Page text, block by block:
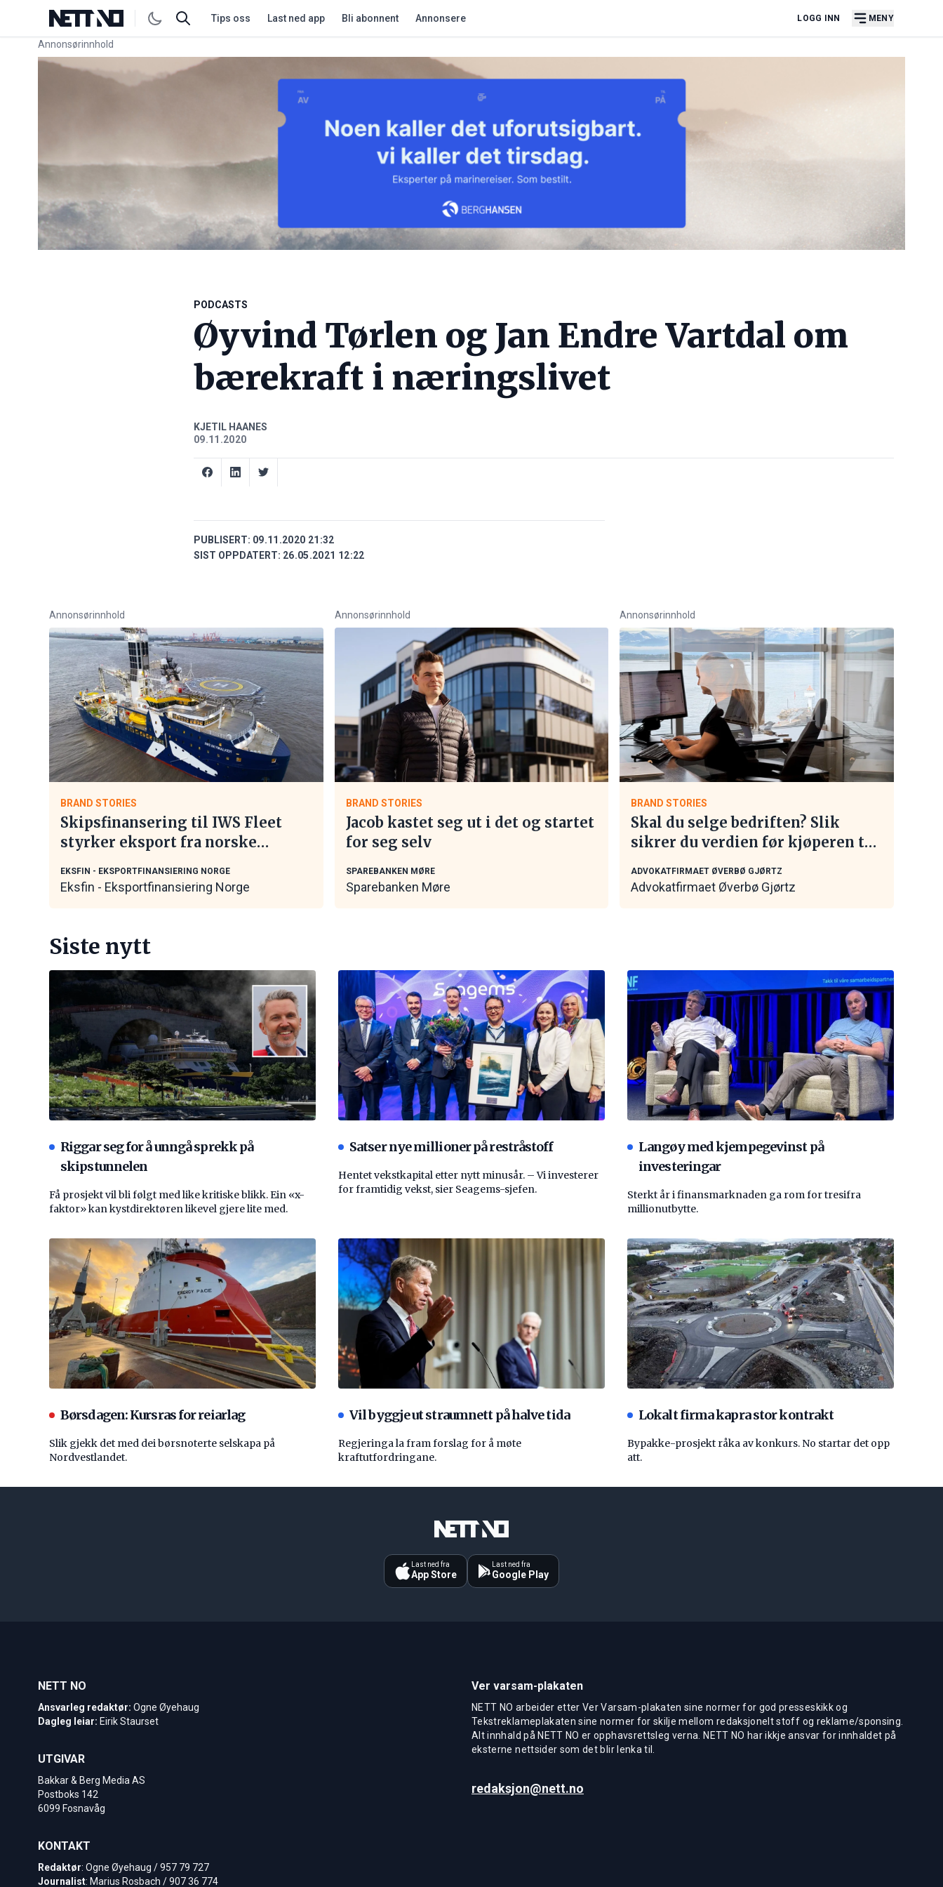
Tips oss Last ned app Bli abonnent Annonsere LOGG INN MENY
Annonsørinnhold
Link for annonse
PODCASTS
Øyvind Tørlen og Jan Endre Vartdal om
bærekraft i næringslivet
KJETIL HAANES
09.11.2020
PUBLISERT: 09.11.2020 21:32
SIST OPPDATERT: 26.05.2021 12:22
Annonsørinnhold
BRAND STORIES
Skipsfinansering til IWS Fleet
styrker eksport fra norske
EKSFIN - EKSPORTFINANSIERING NORGE
Eksfin - Eksportfinansiering Norge
Annonsørinnhold
BRAND STORIES
Jacob kastet seg ut i det og startet
for seg selv
SPAREBANKEN MØRE
Sparebanken Møre
Annonsørinnhold
BRAND STORIES
Skal du selge bedriften? Slik
sikrer du verdien før kjøperen tar
ADVOKATFIRMAET ØVERBØ GJØRTZ
Advokatfirmaet Øverbø Gjørtz
Siste nytt
Riggar seg for å unngå sprekk på
skipstunnelen
Få prosjekt vil bli følgt med like kritiske blikk. Ein «x-
faktor» kan kystdirektøren likevel gjere lite med.
Satser nye millioner på restråstoff
Hentet vekstkapital etter nytt minusår. – Vi investerer
for framtidig vekst, sier Seagems-sjefen.
Langøy med kjempegevinst på
investeringar
Sterkt år i finansmarknaden ga rom for tresifra
millionutbytte.
Børsdagen: Kursras for reiarlag
Slik gjekk det med dei børsnoterte selskapa på
Nordvestlandet.
Vil byggje ut straumnett på halve tida
Regjeringa la fram forslag for å møte
kraftutfordringane.
Lokalt firma kapra stor kontrakt
Bypakke-prosjekt råka av konkurs. No startar det opp
att.
Last ned fra
App Store
Last ned fra
Google Play
NETT NO
Ansvarleg redaktør: Ogne Øyehaug
Dagleg leiar: Eirik Staurset
UTGIVAR
Bakkar & Berg Media AS
Postboks 142
6099 Fosnavåg
KONTAKT
Redaktør: Ogne Øyehaug / 957 79 727
Journalist: Marius Rosbach / 907 36 774
Ver varsam-plakaten
NETT NO arbeider etter Ver Varsam-plakaten sine normer for god presseskikk og
Tekstreklameplakaten sine normer for skilje mellom redaksjonelt stoff og reklame/sponsing.
Alt innhald på NETT NO er opphavsrettsleg verna. NETT NO har ikkje ansvar for innhaldet på
eksterne nettsider som det blir lenka til.
redaksjon@nett.no